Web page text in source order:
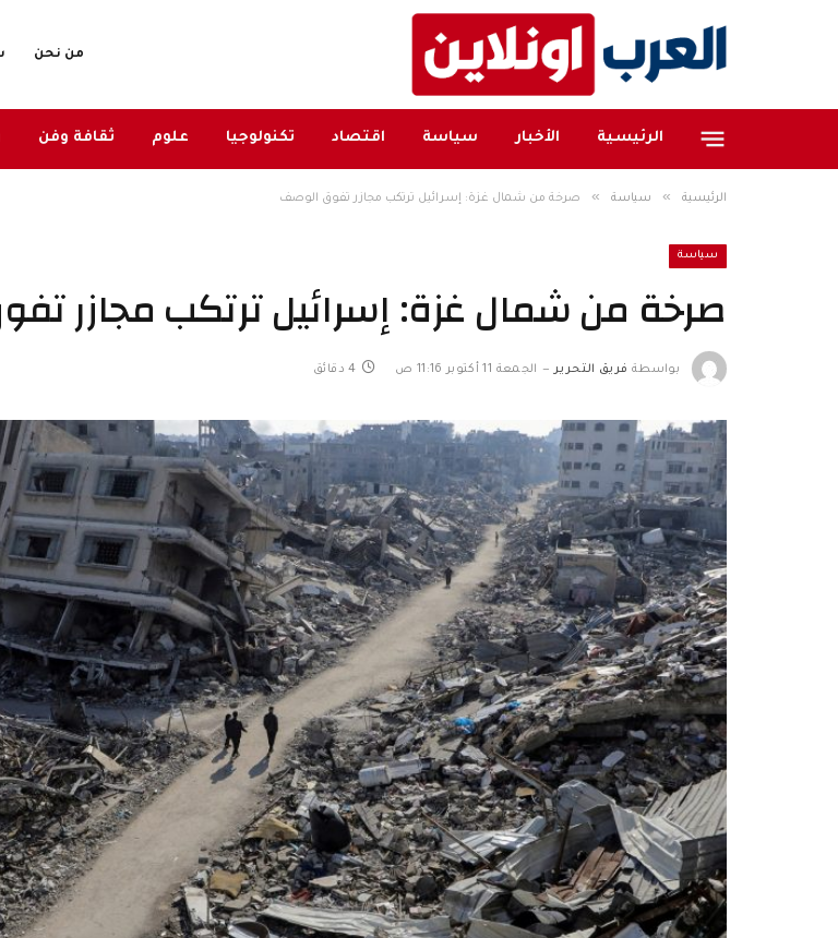
من نحن
الرئيسية الأخبار سياسة اقتصاد تكنولوجيا علوم ثقافة وفن
الرئيسية » سياسة » صرخة من شمال غزة: إسرائيل ترتكب مجازر تفوق الوصف
سياسة
صرخة من شمال غزة: إسرائيل ترتكب مجازر
بواسطة فريق التحرير الجمعة 11 أكتوبر 11:16 ص 4 دقائق